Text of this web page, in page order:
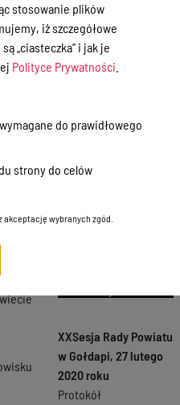
w Gołdapi V
kadencji (lata
2018-2023)
nagrania posiedzeń
Gołdapi
głosowań imiennych
XXSesja Rady Powiatu
w Gołdapi, 27 lutego
2020 roku
Protokół
stosowanie plików
iż szczegółowe
„ciasteczka” i jak je
Polityce Prywatności
do prawidłowego
strony do celów
wybranych zgód.